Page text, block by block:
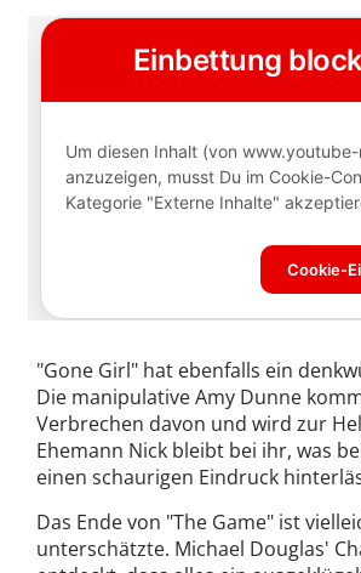
"Gone Girl" hat ebenfalls ein
Die manipulative Amy Dunne
Verbrechen davon und wird zur
Ehemann Nick bleibt bei ihr, was
einen schaurigen Eindruck
Das Ende von "The Game" ist
unterschätzte. Michael Douglas'